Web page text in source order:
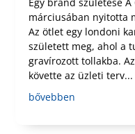
márciusában nyitotta
Az ötlet egy londoni
született meg, ahol a
gravírozott tollakba.
követte az üzleti terv...
bővebben